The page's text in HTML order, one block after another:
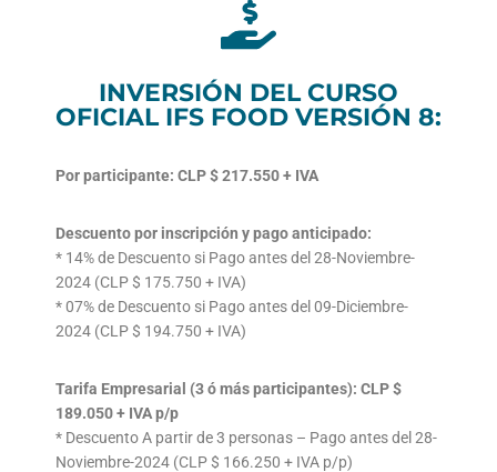
INVERSIÓN DEL CURSO
OFICIAL IFS FOOD VERSIÓN 8:
Por participante: CLP $ 217.550 + IVA
Descuento por inscripción y pago anticipado:
* 14% de Descuento si Pago antes del 28-Noviembre-
2024 (CLP $ 175.750 + IVA)
* 07% de Descuento si Pago antes del 09-Diciembre-
2024 (CLP $ 194.750 + IVA)
Tarifa Empresarial (3 ó más participantes): CLP $
189.050 + IVA p/p
* Descuento A partir de 3 personas – Pago antes del 28-
Noviembre-2024 (CLP $ 166.250 + IVA p/p)